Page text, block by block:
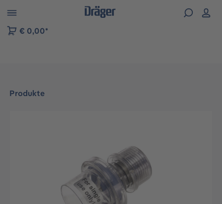
der B2B-Plattform springen
€ 0,00*
Produkte